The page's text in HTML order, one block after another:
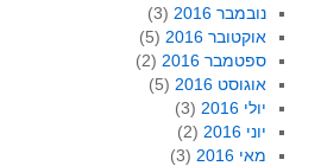
נובמבר 2016
(3)
אוקטובר 2016
(5)
ספטמבר 2016
(2)
אוגוסט 2016
(5)
יולי 2016
(3)
יוני 2016
(2)
מאי 2016
(3)